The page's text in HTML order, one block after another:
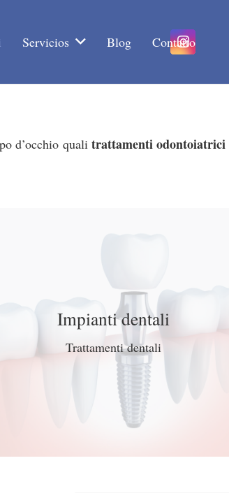
Servicios Blog Contatto
d’occhio quali trattamenti odontoiatrici
Impianti dentali
Trattamenti dentali